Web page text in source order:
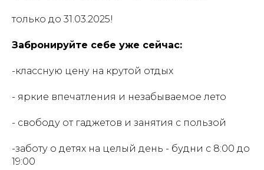
только до 31.03.2025!
Забронируйте себе уже сейчас:
-классную цену на крутой отдых
- яркие впечатления и незабываемое лето
- свободу от гаджетов и занятия с пользой
-заботу о детях на целый день - будни с 8:00 до
19:00